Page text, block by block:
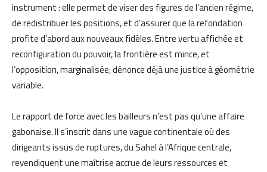
instrument : elle permet de viser des figures de l’ancien régime,
de redistribuer les positions, et d’assurer que la refondation
profite d’abord aux nouveaux fidèles. Entre vertu affichée et
reconfiguration du pouvoir, la frontière est mince, et
l’opposition, marginalisée, dénonce déjà une justice à géométrie
variable.
Le rapport de force avec les bailleurs n’est pas qu’une affaire
gabonaise. Il s’inscrit dans une vague continentale où des
dirigeants issus de ruptures, du Sahel à l’Afrique centrale,
revendiquent une maîtrise accrue de leurs ressources et